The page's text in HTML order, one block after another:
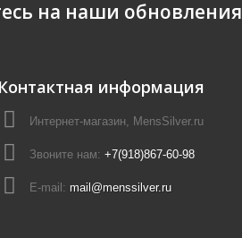
на наши обновления
информация
Интернет-магазин, MensSilver.ru
Звоните нам: +7(918)867-60-98
E-mail: mail@menssilver.ru